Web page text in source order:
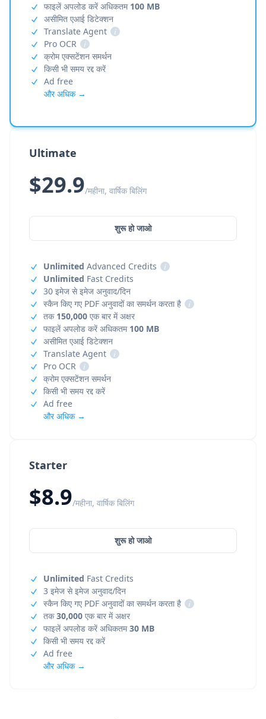
Starter
$8.9/महीना, वार्षिक बिलिंग
शुरू हो जाओ
Unlimited Fast Credits
3 इमेज से इमेज अनुवाद/दिन
स्कैन किए गए PDF अनुवादों का समर्थन करता है
i
तक30,000 एक बार में अक्षर
फाइलें अपलोड करें अधिकतम30 MB
किसी भी समय रद्द करें
Ad free
और अधिक →
फाइलें अपलोड करें अधिकतम 100 MB
असीमित एआई डिटेक्शन
Translate Agent
i
Pro OCR
i
क्रोम एक्सटेंशन समर्थन
किसी भी समय रद्द करें
Ad free
और अधिक →
Ultimate
$29.9/महीना, वार्षिक बिलिंग
शुरू हो जाओ
Unlimited Advanced Credits
i
Unlimited Fast Credits
30 इमेज से इमेज अनुवाद/दिन
स्कैन किए गए PDF अनुवादों का समर्थन करता है
i
तक 150,000 एक बार में अक्षर
फाइलें अपलोड करें अधिकतम 100 MB
असीमित एआई डिटेक्शन
Translate Agent
i
Pro OCR
i
क्रोम एक्सटेंशन समर्थन
किसी भी समय रद्द करें
Ad free
और अधिक →